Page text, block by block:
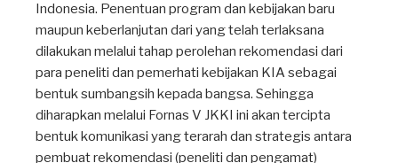
Indonesia. Penentuan program dan kebijakan baru
maupun keberlanjutan dari yang telah terlaksana
dilakukan melalui tahap perolehan rekomendasi dari
para peneliti dan pemerhati kebijakan KIA sebagai
bentuk sumbangsih kepada bangsa. Sehingga
diharapkan melalui Fornas V JKKI ini akan tercipta
bentuk komunikasi yang terarah dan strategis antara
pembuat rekomendasi (peneliti dan pengamat)